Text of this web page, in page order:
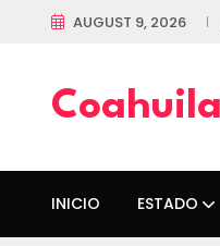
AUGUST 9, 2026
INICIO ESTADO